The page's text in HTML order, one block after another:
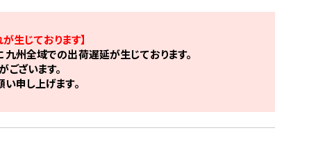
生じております】
州全域での出荷遅延が生じております。
ざいます。
申し上げます。